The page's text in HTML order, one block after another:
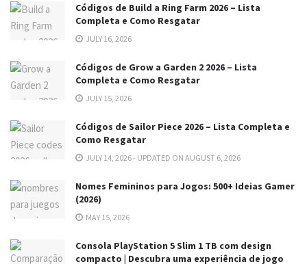
Códigos de Build a Ring Farm 2026 – Lista
Completa e Como Resgatar
JULY 16, 2026
Códigos de Grow a Garden 2 2026 – Lista
Completa e Como Resgatar
JULY 15, 2026
Códigos de Sailor Piece 2026 – Lista Completa e
Como Resgatar
JULY 14, 2026 - UPDATED ON AUGUST 6, 2026
Nomes Femininos para Jogos: 500+ Ideias Gamer
(2026)
MAY 15, 2026
Consola PlayStation 5 Slim 1 TB com design
compacto | Descubra uma experiência de jogo